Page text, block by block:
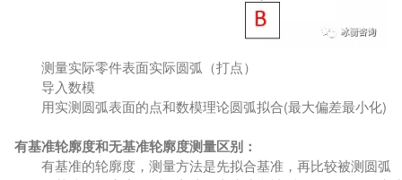
测量实际零件表面实际圆弧（打点）
导入数模
用实测圆弧表面的点和数模理论圆弧拟合(最大偏差最小化)
有基准轮廓度和无基准轮廓度测量区别：
有基准的轮廓度，测量方法是先拟合基准，再比较被测圆弧